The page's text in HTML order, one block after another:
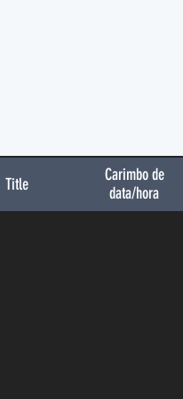
Title
Carimbo de
data/hora